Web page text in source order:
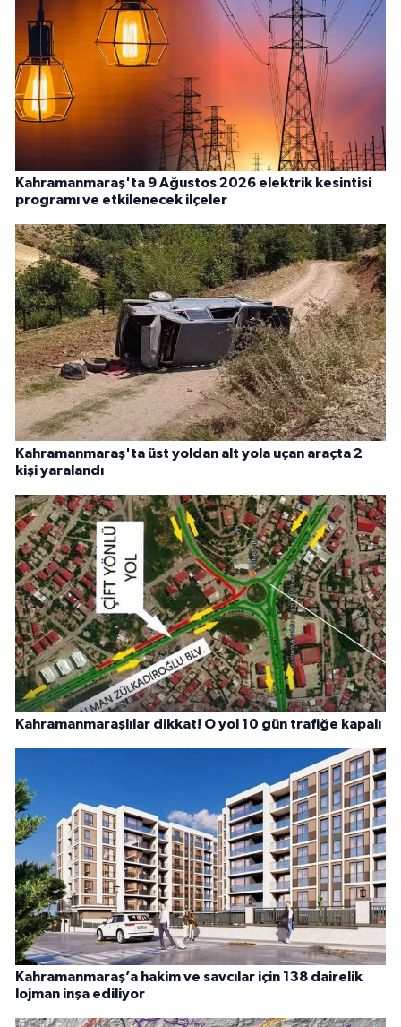
Kahramanmaraş'ta 9 Ağustos 2026 elektrik kesintisi
programı ve etkilenecek ilçeler
Kahramanmaraş'ta üst yoldan alt yola uçan araçta 2
kişi yaralandı
Kahramanmaraşlılar dikkat! O yol 10 gün trafiğe kapalı
Kahramanmaraş’a hakim ve savcılar için 138 dairelik
lojman inşa ediliyor